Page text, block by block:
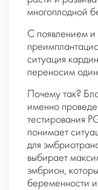
многоплодной
С появлением
ситуация
переносим
Почему так?
именно
тестирования
понимает
для
выбирает
эмбрион,
беременности